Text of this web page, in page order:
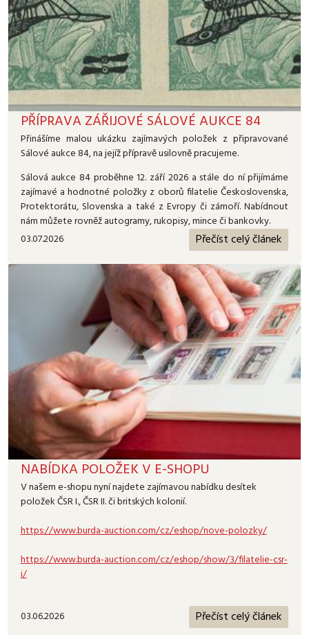
PŘÍPRAVA ZÁŘIJOVÉ SÁLOVÉ AUKCE 84
Přinášíme malou ukázku zajímavých položek z připravované
Sálové aukce 84, na jejíž přípravě usilovně pracujeme.
Sálová aukce 84 proběhne 12. září 2026 a stále do ní přijímáme
zajímavé a hodnotné položky z oborů filatelie Československa,
Protektorátu, Slovenska a také z Evropy či zámoří. Nabídnout
nám můžete rovněž autogramy, rukopisy, mince či bankovky.
03.07.2026
Přečíst celý článek
NABÍDKA POLOŽEK V E-SHOPU
V našem e-shopu nyní najdete zajímavou nabídku desítek
položek ČSR I., ČSR II. či britských kolonií.
https://www.burda-auction.com/cz/eshop/nove-polozky/
https://www.burda-auction.com/cz/eshop/show/3/filatelie-csr-
i/
03.06.2026 Přečíst celý článek